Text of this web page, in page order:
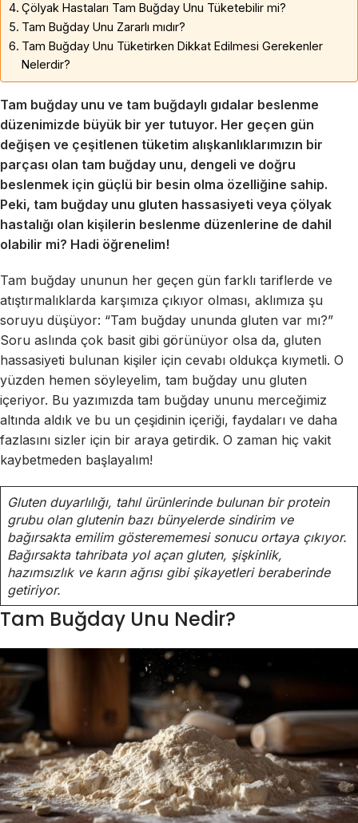
Çölyak Hastaları Tam Buğday Unu Tüketebilir mi?
Tam Buğday Unu Zararlı mıdır?
Tam Buğday Unu Tüketirken Dikkat Edilmesi Gerekenler
Nelerdir?
Tam buğday unu ve tam buğdaylı gıdalar beslenme
düzenimizde büyük bir yer tutuyor. Her geçen gün
değişen ve çeşitlenen tüketim alışkanlıklarımızın bir
parçası olan tam buğday unu, dengeli ve doğru
beslenmek için güçlü bir besin olma özelliğine sahip.
Peki, tam buğday unu gluten hassasiyeti veya çölyak
hastalığı olan kişilerin beslenme düzenlerine de dahil
olabilir mi? Hadi öğrenelim!
Tam buğday ununun her geçen gün farklı tariflerde ve
atıştırmalıklarda karşımıza çıkıyor olması, aklımıza şu
soruyu düşüyor: “Tam buğday ununda gluten var mı?”
Soru aslında çok basit gibi görünüyor olsa da, gluten
hassasiyeti bulunan kişiler için cevabı oldukça kıymetli. O
yüzden hemen söyleyelim, tam buğday unu gluten
içeriyor. Bu yazımızda tam buğday ununu merceğimiz
altında aldık ve bu un çeşidinin içeriği, faydaları ve daha
fazlasını sizler için bir araya getirdik. O zaman hiç vakit
kaybetmeden başlayalım!
Gluten duyarlılığı, tahıl ürünlerinde bulunan bir protein
grubu olan glutenin bazı bünyelerde sindirim ve
bağırsakta emilim gösterememesi sonucu ortaya çıkıyor.
Bağırsakta tahribata yol açan gluten, şişkinlik,
hazımsızlık ve karın ağrısı gibi şikayetleri beraberinde
getiriyor.
Tam Buğday Unu Nedir?